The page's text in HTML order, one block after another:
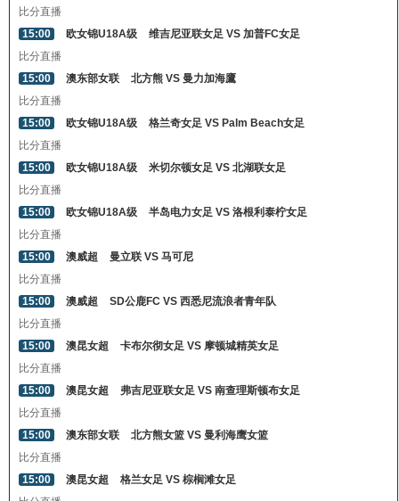
比分直播
15:00
欧女锦U18A级
维吉尼亚联女足 VS 加普FC女足
比分直播
15:00
澳东部女联
北方熊 VS 曼力加海鷹
比分直播
15:00
欧女锦U18A级
格兰奇女足 VS Palm Beach女足
比分直播
15:00
欧女锦U18A级
米切尔顿女足 VS 北湖联女足
比分直播
15:00
欧女锦U18A级
半岛电力女足 VS 洛根利泰柠女足
比分直播
15:00
澳威超
曼立联 VS 马可尼
比分直播
15:00
澳威超
SD公鹿FC VS 西悉尼流浪者青年队
比分直播
15:00
澳昆女超
卡布尔彻女足 VS 摩顿城精英女足
比分直播
15:00
澳昆女超
弗吉尼亚联女足 VS 南查理斯顿布女足
比分直播
15:00
澳东部女联
北方熊女篮 VS 曼利海鹰女篮
比分直播
15:00
澳昆女超
格兰女足 VS 棕榈滩女足